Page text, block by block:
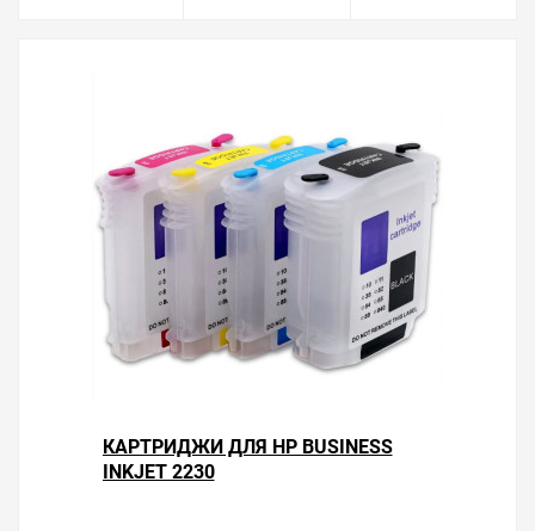
КАРТРИДЖИ ДЛЯ HP BUSINESS
INKJET 2230